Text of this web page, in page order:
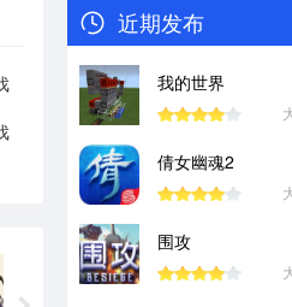
近期发布
我的世界
倩女幽魂2
围攻